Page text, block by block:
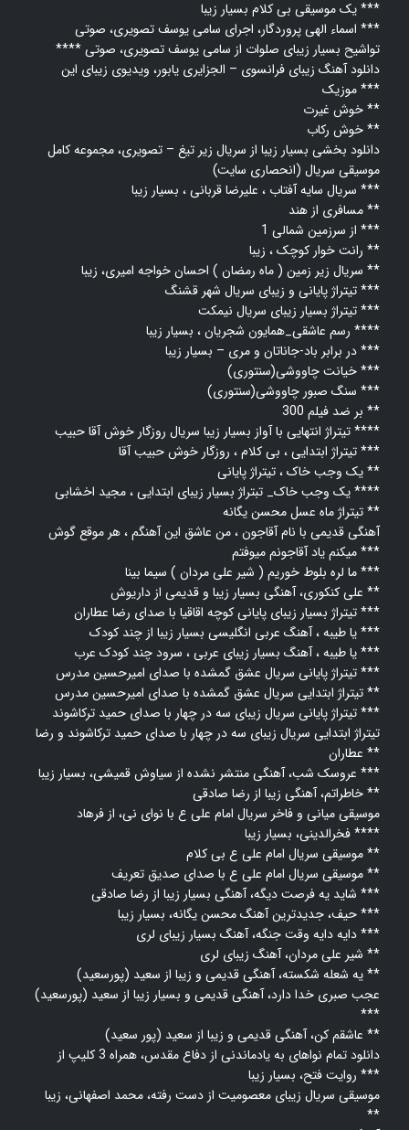
یک موسیقی بی کلام بسیار زیبا ***
اسماء الهی پروردگار، اجرای سامی یوسف تصویری، صوتی ***
تواشیح بسیار زیبای صلوات از سامی یوسف تصویری، صوتی ****
دانلود آهنگ زیبای فرانسوی – الجزایری یابور، ویدیوی زیبای این
موزیک ***
خوش غیرت **
خوش رکاب **
دانلود بخشی بسیار زیبا از سریال زیر تیغ – تصویری، مجموعه کامل
موسیقی سریال (انحصاری سایت)
سریال سایه آفتاب ، علیرضا قربانی ، بسیار زیبا ***
مسافری از هند **
از سرزمین شمالی 1 ***
رانت خوار کوچک ، زیبا **
سریال زیر زمین ( ماه رمضان ) احسان خواجه امیری، زیبا **
تیتراژ پایانی و زیبای سریال شهر قشنگ ***
تیتراژ بسیار زیبای سریال نیمکت ***
رسم عاشقی_همایون شجریان ، بسیار زیبا ****
در برابر باد-جاناتان و مری – بسيار زيبا ***
خیانت چاووشی(سنتوری) ***
سنگ صبور چاووشی(سنتوری) ***
بر ضد فیلم 300 **
تیتراژ انتهایی با آواز بسیار زیبا سریال روزگار خوش آقا حبیب ****
تیتراژ ابتدایی ، بی کلام ، روزگار خوش حبیب آقا ***
یک وجب خاک ، تیتراژ پایانی **
یک وجب خاک_ تبتراژ بسیار زیبای ابتدایی ، مجید اخشابی ****
تیتراژ ماه عسل محسن یگانه **
آهنگی قدیمی با نام آقاجون ، من عاشق این آهنگم ، هر موقع گوش
میکنم یاد آقاجونم میوفتم ***
ما لره بلوط خوریم ( شیر علی مردان ) سیما بینا ***
علی کنکوری، آهنگی بسیار زیبا و قدیمی از داریوش **
تیتراژ بسیار زیبای پایانی کوچه اقاقیا با صدای رضا عطاران ***
یا طیبه ، آهنگ عربی انگلیسی بسیار زیبا از چند کودک ***
یا طیبه ، آهنگ بسیار زیبای عربی ، سرود چند کودک عرب ***
تیتراژ پایانی سریال عشق گمشده با صدای امیرحسین مدرس ***
تیتراژ ابتدایی سریال عشق گمشده با صدای امیرحسین مدرس **
تیتراژ پایانی سریال زیبای سه در چهار با صدای حمید ترکاشوند ***
تیتراژ ابتدایی سریال زیبای سه در چهار با صدای حمید ترکاشوند و رضا
عطاران **
عروسک شب، آهنگی منتشر نشده از سیاوش قمیشی، بسیار زیبا ***
خاطراتم، آهنگی زیبا از رضا صادقی **
موسیقی میانی و فاخر سریال امام علی ع با نوای نی، از فرهاد
فخرالدینی، بسیار زیبا ****
موسیقی سریال امام علی ع بی کلام **
موسیقی سریال امام علی ع با صدای صدیق تعریف **
شاید یه فرصت دیگه، آهنگی بسیار زیبا از رضا صادقی ***
حیف، جدیدترین آهنگ محسن یگانه، بسیار زیبا ***
دایه دایه وقت جنگه، آهنگ بسیار زیبای لری ***
شیر علی مردان، آهنگ زیبای لری **
یه شعله شکسته، آهنگی قدیمی و زیبا از سعید (پورسعید) **
عجب صبری خدا دارد، آهنگی قدیمی و بسیار زیبا از سعید (پورسعید)
***
عاشقم کن، آهنگی قدیمی و زیبا از سعید (پور سعید) **
دانلود تمام نواهای به یادماندنی از دفاع مقدس، همراه 3 کلیپ از
روایت فتح، بسیار زیبا ***
موسیقی سریال زیبای معصومیت از دست رفته، محمد اصفهانی، زیبا
**